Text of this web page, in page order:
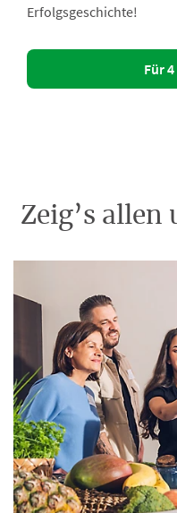
Erfolgsgeschichte!
Für
Zeig’s allen